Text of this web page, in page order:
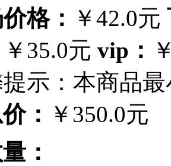
格： ￥42.0元
￥35.0元 vip：
示： 本商品
： ￥350.0元
：